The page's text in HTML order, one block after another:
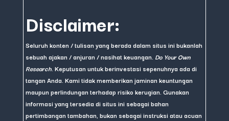
Disclaimer:
Seluruh konten / tulisan yang berada dalam situs ini bukanlah
sebuah ajakan / anjuran / nasihat keuangan. Do Your Own
Research . Keputusan untuk berinvestasi sepenuhnya ada di
tangan Anda. Kami tidak memberikan jaminan keuntungan
maupun perlindungan terhadap risiko kerugian. Gunakan
informasi yang tersedia di situs ini sebagai bahan
pertimbangan tambahan, bukan sebagai instruksi atau acuan